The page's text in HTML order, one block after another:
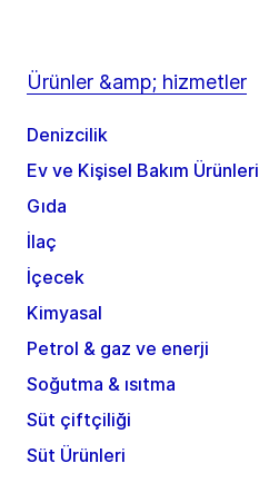
Ürünler &amp; hizmetler
Denizcilik
Ev ve Kişisel Bakım Ürünleri
Gıda
İlaç
İçecek
Kimyasal
Petrol & gaz ve enerji
Soğutma & ısıtma
Süt çiftçiliği
Süt Ürünleri